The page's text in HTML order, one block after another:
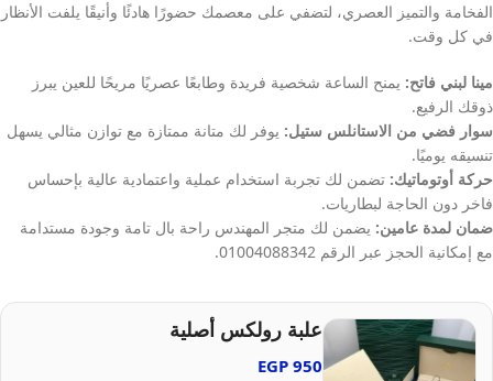
الفخامة والتميز العصري، لتضفي على معصمك حضورًا هادئًا وأنيقًا يلفت الأنظار
في كل وقت.
مينا لبني فاتح: يمنح الساعة شخصية فريدة وطابعًا عصريًا مريحًا للعين يبرز
ذوقك الرفيع.
سوار فضي من الاستانلس ستيل: يوفر لك متانة ممتازة مع توازن مثالي يسهل
تنسيقه يوميًا.
حركة أوتوماتيك: تضمن لك تجربة استخدام عملية واعتمادية عالية بإحساس
فاخر دون الحاجة لبطاريات.
ضمان لمدة عامين: يضمن لك متجر المهندس راحة بال تامة وجودة مستدامة
مع إمكانية الحجز عبر الرقم 01004088342.
علبة رولكس أصلية
EGP 950